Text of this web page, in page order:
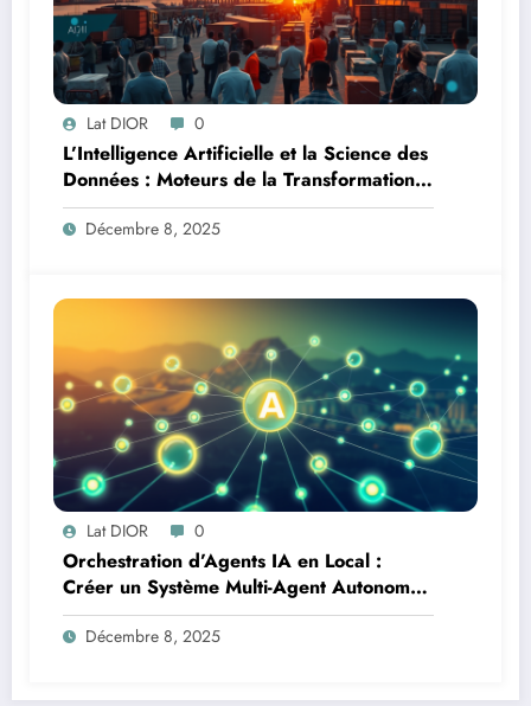
Lat DIOR 0
L’Intelligence Artificielle et la Science des
Données : Moteurs de la Transformation
Logistique et Infrastructures en Afrique
Décembre 8, 2025
Lat DIOR 0
Orchestration d’Agents IA en Local :
Créer un Système Multi-Agent Autonome
avec TinyLlama
Décembre 8, 2025